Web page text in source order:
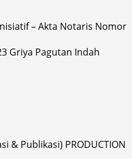
– Akta Notaris Nomor
Griya Pagutan Indah
& Publikasi) PRODUCTION